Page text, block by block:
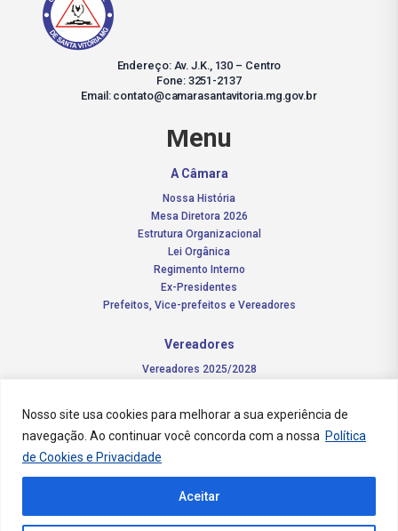
Nosso site usa cookies para melhorar a sua experiência de
navegação. Ao continuar você concorda com a nossa Política
de Cookies e Privacidade
Aceitar
Endereço: Av. J.K., 130 – Centro
Fone: 3251-2137
Email: contato@camarasantavitoria.mg.gov.br
Menu
A Câmara
Nossa História
Mesa Diretora 2026
Estrutura Organizacional
Lei Orgânica
Regimento Interno
Ex-Presidentes
Prefeitos, Vice-prefeitos e Vereadores
Vereadores
Vereadores 2025/2028
Notícias
Concursos